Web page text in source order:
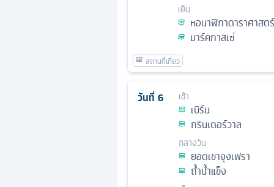
เย็น
หอนาฬิกาดาราศาสตร์
มาร์คกาสเซ่
วันที่ 6 เช้า
เบิร์น
กรินเดอร์วาล
กลางวัน
ยอดเขาจุงเฟรา
ถ้ำน้ำแข็ง